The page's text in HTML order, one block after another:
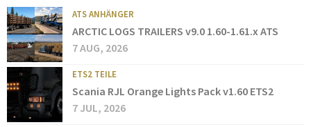
ATS ANHÄNGER
ARCTIC LOGS TRAILERS v9.0 1.60-1.61.x ATS
7 AUG, 2026
ETS2 TEILE
Scania RJL Orange Lights Pack v1.60 ETS2
7 JUL, 2026